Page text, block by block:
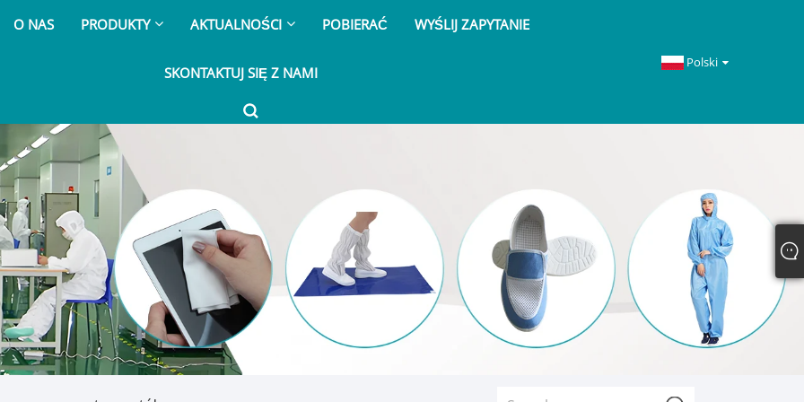
O NAS PRODUKTY AKTUALNOŚCI POBIERAĆ WYŚLIJ ZAPYTANIE
SKONTAKTUJ SIĘ Z NAMI
Polski